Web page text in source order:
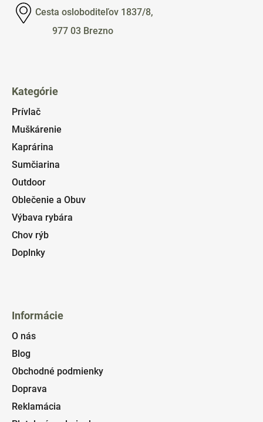
Cesta osloboditeľov 1837/8,
977 03 Brezno
Kategórie
Prívlač
Muškárenie
Kaprárina
Sumčiarina
Outdoor
Oblečenie a Obuv
Výbava rybára
Chov rýb
Doplnky
Informácie
O nás
Blog
Obchodné podmienky
Doprava
Reklamácia